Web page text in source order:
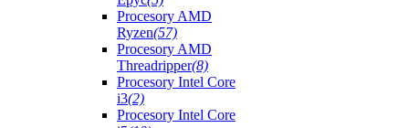
Procesory AMD
Ryzen(57)
Procesory AMD
Threadripper(8)
Procesory Intel Core
i3(2)
Procesory Intel Core